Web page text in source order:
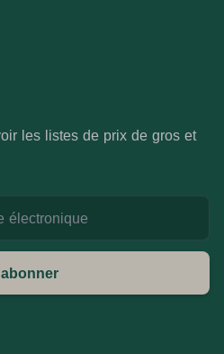
les listes de prix de gros et